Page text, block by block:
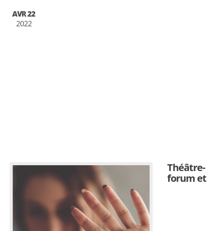
AVR 22
2022
Théâtre-
forum et